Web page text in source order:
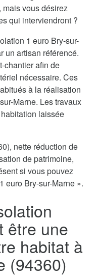
mais vous désirez
qui interviendront ?
1 euro Bry-sur-
un artisan référencé.
chantier afin de
nécessaire. Ces
à la réalisation
Marne. Les travaux
laissée
nette réduction de
de patrimoine,
si vous pouvez
euro Bry-sur-Marne ».
être une
habitat à
(94360)